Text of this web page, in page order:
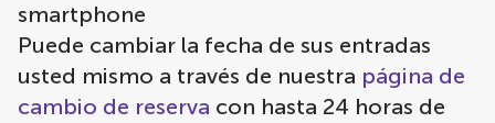
smartphone
Puede cambiar la fecha de sus entradas
usted mismo a través de nuestra página de
cambio de reserva con hasta 24 horas de